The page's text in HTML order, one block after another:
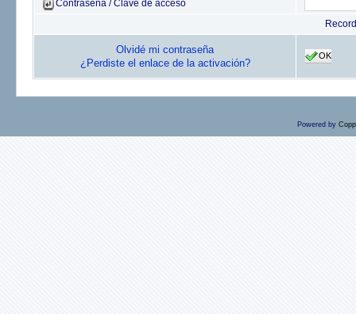
Contraseña / Clave de acceso
Olvidé mi contraseña
¿Perdiste el enlace de la activación?
OK
Powered by